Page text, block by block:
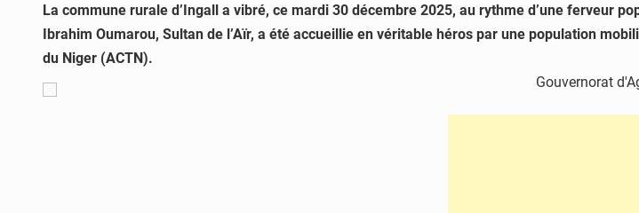
La commune rurale d’Ingall a vibré, ce mardi 30 décembre 2025, au rythme d’une ferveur
Ibrahim Oumarou, Sultan de l’Aïr, a été accueillie en véritable héros par une population
du Niger (ACTN).